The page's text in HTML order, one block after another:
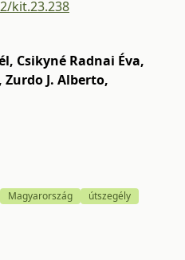
kit.23.238
, Csikyné Radnai Éva,
, Zurdo J. Alberto,
Magyarország
útszegély